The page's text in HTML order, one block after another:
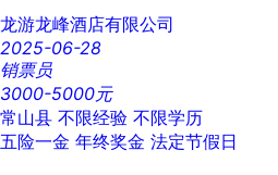
龙游龙峰酒店有限公司
2025-06-28
销票员
3000-5000元
常山县 不限经验 不限学历
五险一金 年终奖金 法定节假日